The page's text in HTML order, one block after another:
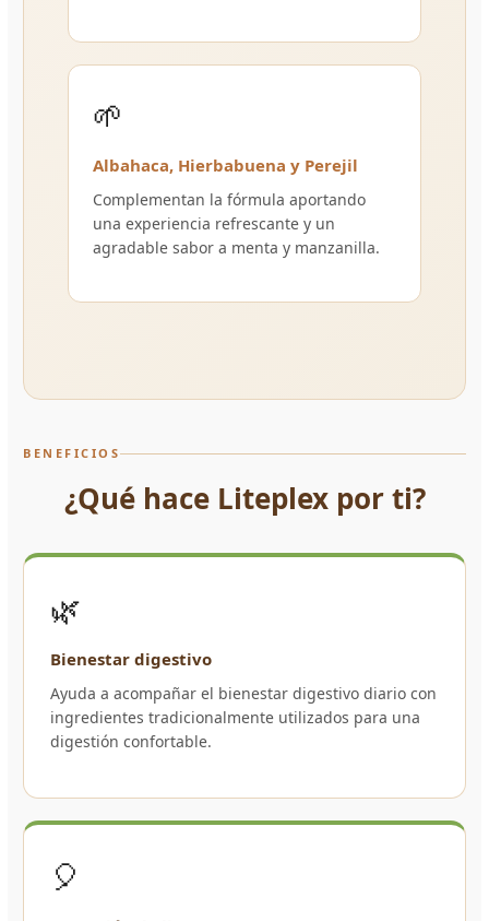
🌱
Albahaca, Hierbabuena y Perejil
Complementan la fórmula aportando
una experiencia refrescante y un
agradable sabor a menta y manzanilla.
BENEFICIOS
¿Qué hace Liteplex por ti?
🌿
Bienestar digestivo
Ayuda a acompañar el bienestar digestivo diario con
ingredientes tradicionalmente utilizados para una
digestión confortable.
🎈